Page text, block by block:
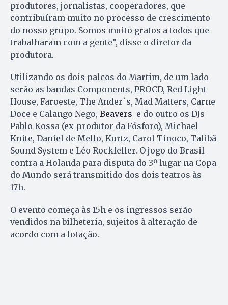
produtores, jornalistas, cooperadores, que
contribuíram muito no processo de crescimento
do nosso grupo. Somos muito gratos a todos que
trabalharam com a gente”, disse o diretor da
produtora.
Utilizando os dois palcos do Martim, de um lado
serão as bandas Components, PROCD, Red Light
House, Faroeste, The Ander´s, Mad Matters, Carne
Doce e Calango Nego, Beavers e do outro os DJs
Pablo Kossa (ex-produtor da Fósforo), Michael
Knite, Daniel de Mello, Kurtz, Carol Tinoco, Talibã
Sound System e Léo Rockfeller. O jogo do Brasil
contra a Holanda para disputa do 3º lugar na Copa
do Mundo será transmitido dos dois teatros às
17h.
O evento começa às 15h e os ingressos serão
vendidos na bilheteria, sujeitos à alteração de
acordo com a lotação.